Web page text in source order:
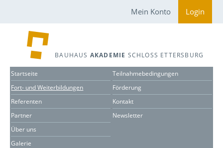
Mein Konto Login
BAUHAUS AKADEMIE SCHLOSS ETTERSBURG
Startseite
Fort- und Weiterbildungen
Referenten
Partner
Über uns
Galerie
Teilnahmebedingungen
Förderung
Kontakt
Newsletter